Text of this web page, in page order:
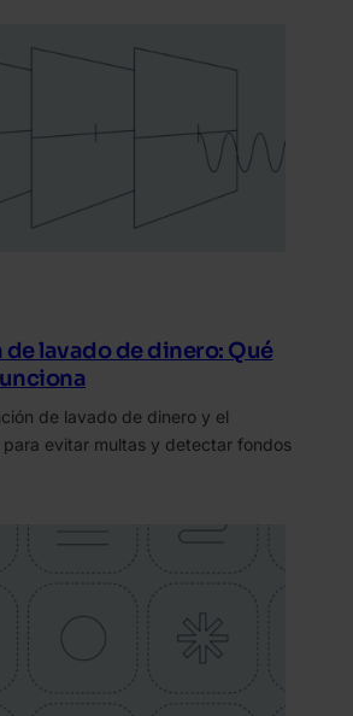
de lavado de dinero: Qué
de lavado de dinero y el
evitar multas y detectar fondos